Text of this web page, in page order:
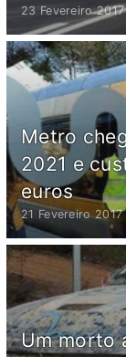
23 Fevereiro 2017
Metro
2021 e
euros
21 Fevereiro 2017
Um morto